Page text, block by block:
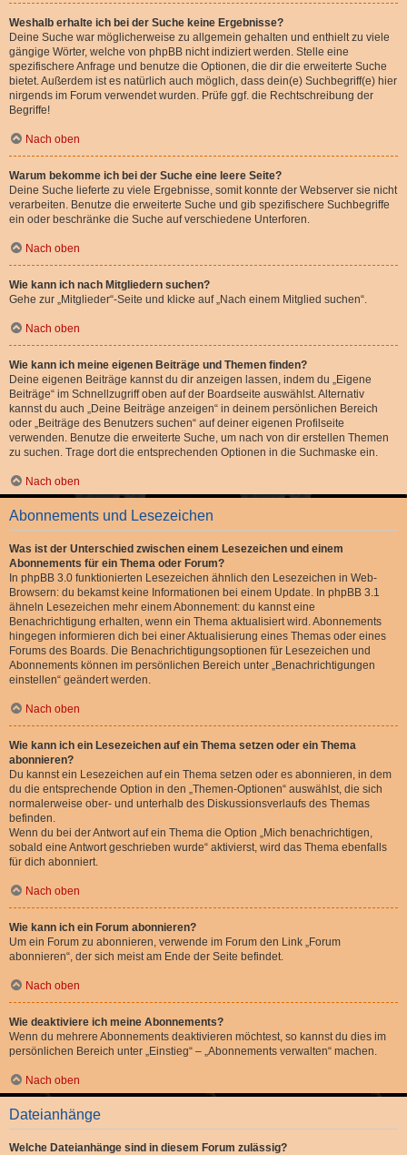
Weshalb erhalte ich bei der Suche keine Ergebnisse?
Deine Suche war möglicherweise zu allgemein gehalten und enthielt zu viele
gängige Wörter, welche von phpBB nicht indiziert werden. Stelle eine
spezifischere Anfrage und benutze die Optionen, die dir die erweiterte Suche
bietet. Außerdem ist es natürlich auch möglich, dass dein(e) Suchbegriff(e) hier
nirgends im Forum verwendet wurden. Prüfe ggf. die Rechtschreibung der
Begriffe!
Nach oben
Warum bekomme ich bei der Suche eine leere Seite?
Deine Suche lieferte zu viele Ergebnisse, somit konnte der Webserver sie nicht
verarbeiten. Benutze die erweiterte Suche und gib spezifischere Suchbegriffe
ein oder beschränke die Suche auf verschiedene Unterforen.
Nach oben
Wie kann ich nach Mitgliedern suchen?
Gehe zur „Mitglieder“-Seite und klicke auf „Nach einem Mitglied suchen“.
Nach oben
Wie kann ich meine eigenen Beiträge und Themen finden?
Deine eigenen Beiträge kannst du dir anzeigen lassen, indem du „Eigene
Beiträge“ im Schnellzugriff oben auf der Boardseite auswählst. Alternativ
kannst du auch „Deine Beiträge anzeigen“ in deinem persönlichen Bereich
oder „Beiträge des Benutzers suchen“ auf deiner eigenen Profilseite
verwenden. Benutze die erweiterte Suche, um nach von dir erstellen Themen
zu suchen. Trage dort die entsprechenden Optionen in die Suchmaske ein.
Nach oben
Abonnements und Lesezeichen
Was ist der Unterschied zwischen einem Lesezeichen und einem
Abonnements für ein Thema oder Forum?
In phpBB 3.0 funktionierten Lesezeichen ähnlich den Lesezeichen in Web-
Browsern: du bekamst keine Informationen bei einem Update. In phpBB 3.1
ähneln Lesezeichen mehr einem Abonnement: du kannst eine
Benachrichtigung erhalten, wenn ein Thema aktualisiert wird. Abonnements
hingegen informieren dich bei einer Aktualisierung eines Themas oder eines
Forums des Boards. Die Benachrichtigungsoptionen für Lesezeichen und
Abonnements können im persönlichen Bereich unter „Benachrichtigungen
einstellen“ geändert werden.
Nach oben
Wie kann ich ein Lesezeichen auf ein Thema setzen oder ein Thema
abonnieren?
Du kannst ein Lesezeichen auf ein Thema setzen oder es abonnieren, in dem
du die entsprechende Option in den „Themen-Optionen“ auswählst, die sich
normalerweise ober- und unterhalb des Diskussionsverlaufs des Themas
befinden.
Wenn du bei der Antwort auf ein Thema die Option „Mich benachrichtigen,
sobald eine Antwort geschrieben wurde“ aktivierst, wird das Thema ebenfalls
für dich abonniert.
Nach oben
Wie kann ich ein Forum abonnieren?
Um ein Forum zu abonnieren, verwende im Forum den Link „Forum
abonnieren“, der sich meist am Ende der Seite befindet.
Nach oben
Wie deaktiviere ich meine Abonnements?
Wenn du mehrere Abonnements deaktivieren möchtest, so kannst du dies im
persönlichen Bereich unter „Einstieg“ – „Abonnements verwalten“ machen.
Nach oben
Dateianhänge
Welche Dateianhänge sind in diesem Forum zulässig?